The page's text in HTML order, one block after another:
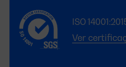
ISO
Ver